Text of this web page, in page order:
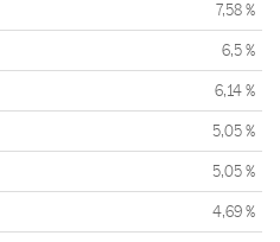
7,58 %
6,5 %
6,14 %
5,05 %
5,05 %
4,69 %